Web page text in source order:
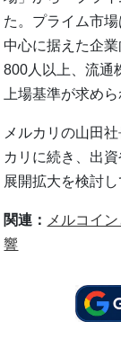
た。プライム市
中心に据えた企
800人以上、流通
上場基準が求めら
メルカリの山田
カリに続き、出
展開拡大を検討
関連： メルコイ
響